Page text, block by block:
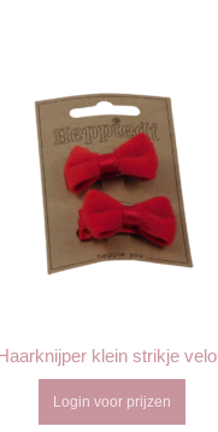
klein strikje
Login voor prijzen